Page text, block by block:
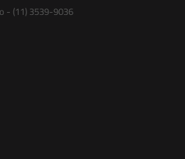
- (11) 3539-9036